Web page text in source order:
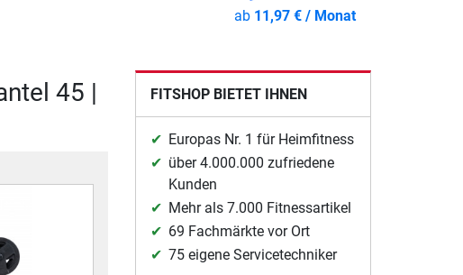
ab 11,97 € / Monat
45 |
FITSHOP BIETET IHNEN
Europas Nr. 1 für Heimfitness
über 4.000.000 zufriedene
Kunden
Mehr als 7.000 Fitnessartikel
69 Fachmärkte vor Ort
75 eigene Servicetechniker